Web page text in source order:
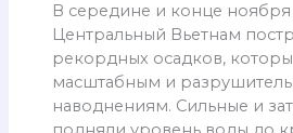
В середине и конце ноября
Центральный Вьетнам
рекордных осадков,
масштабным и
наводнениям. Сильные и